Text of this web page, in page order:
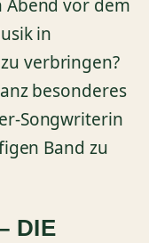
Abend vor dem
in
verbringen?
besonderes
Songwriterin
Band zu
DIE